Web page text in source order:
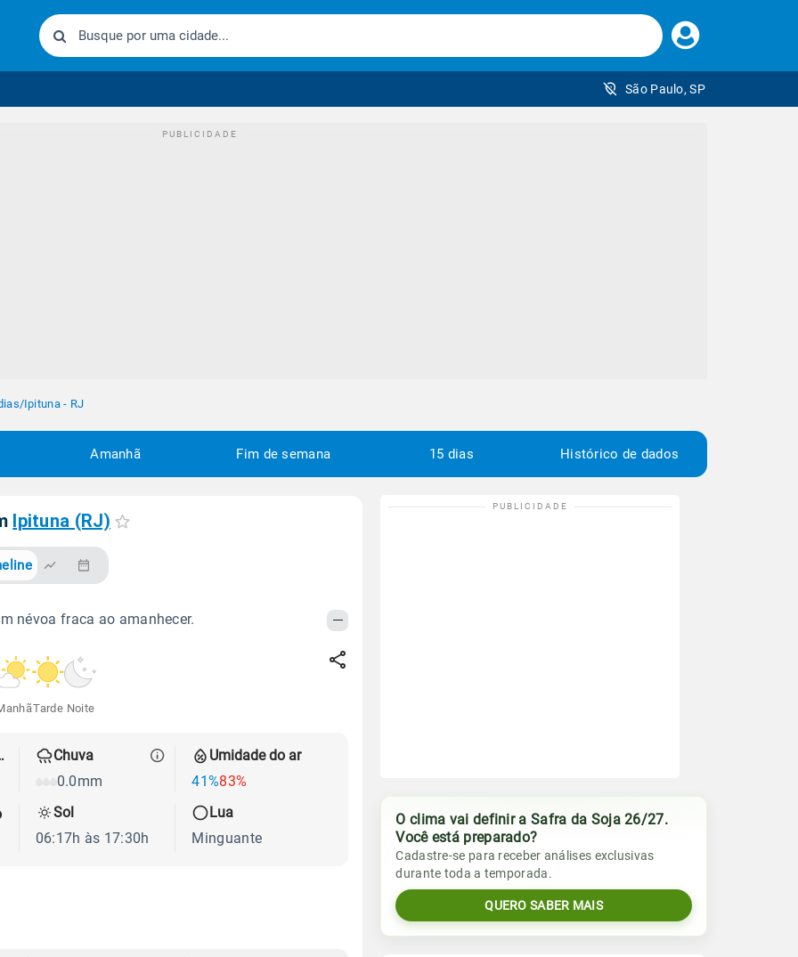
Faça
seu
São Paulo, SP
/Ipituna - RJ
Amanhã Fim de semana 15 dias Histórico de dados
Ipituna (RJ)
névoa fraca ao amanhecer.
Tarde Noite
Chuva
0.0mm
Umidade do ar
41%83%
Sol
06:17h às 17:30h
Lua
Minguante
O clima vai definir a Safra da Soja 26/27.
Você está preparado?
Cadastre-se para receber análises exclusivas
durante toda a temporada.
QUERO SABER MAIS